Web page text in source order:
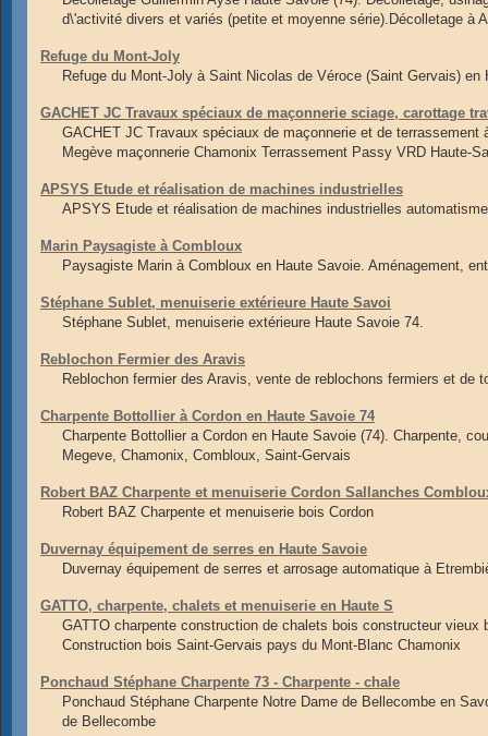
d\'activité divers et variés (petite et moyenne série).Décolletage à
Refuge du Mont-Joly
Refuge du Mont-Joly à Saint Nicolas de Véroce (Saint Gervais) en
GACHET JC Travaux spéciaux de maçonnerie sciage, carottage
GACHET JC Travaux spéciaux de maçonnerie et de
Megève maçonnerie Chamonix Terrassement Passy VRD Haute-
APSYS Etude et réalisation de machines industrielles
APSYS Etude et réalisation de machines industrielles
Marin Paysagiste à Combloux
Paysagiste Marin à Combloux en Haute Savoie. Aménagement,
Stéphane Sublet, menuiserie extérieure Haute Savoi
Stéphane Sublet, menuiserie extérieure Haute Savoie 74.
Reblochon Fermier des Aravis
Reblochon fermier des Aravis, vente de reblochons fermiers et de
Charpente Bottollier à Cordon en Haute Savoie 74
Charpente Bottollier a Cordon en Haute Savoie (74). Charpente,
Megeve, Chamonix, Combloux, Saint-Gervais
Robert BAZ Charpente et menuiserie Cordon Sallanches
Robert BAZ Charpente et menuiserie bois Cordon
Duvernay équipement de serres en Haute Savoie
Duvernay équipement de serres et arrosage automatique à
GATTO, charpente, chalets et menuiserie en Haute S
GATTO charpente construction de chalets bois constructeur
Construction bois Saint-Gervais pays du Mont-Blanc Chamonix
Ponchaud Stéphane Charpente 73 - Charpente - chale
Ponchaud Stéphane Charpente Notre Dame de Bellecombe en
de Bellecombe